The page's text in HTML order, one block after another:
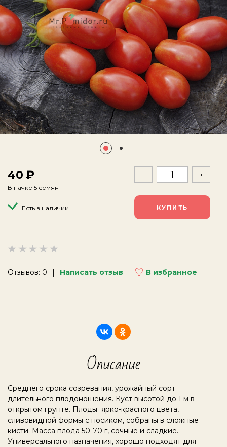
Отзывов: 0 Написать отзыв В избранное
40
В пачке 5 семян
Есть в наличии
- +
Описание
Среднего срока созревания, урожайный сорт
длительного плодоношения. Куст высотой до 1 м в
открытом грунте. Плоды ярко-красного цвета,
сливовидной формы с носиком, собраны в сложные
кисти. Масса плода 50-70 г, сочные и сладкие.
Универсального назначения, хорошо подходят для